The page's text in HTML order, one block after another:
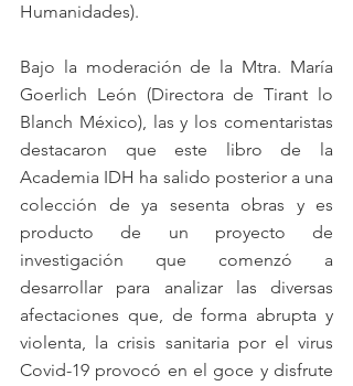
Humanidades).
Bajo la moderación de la Mtra. María
Goerlich León (Directora de Tirant lo
Blanch México), las y los comentaristas
destacaron que este libro de la
Academia IDH ha salido posterior a una
colección de ya sesenta obras y es
producto de un proyecto de
investigación que comenzó a
desarrollar para analizar las diversas
afectaciones que, de forma abrupta y
violenta, la crisis sanitaria por el virus
Covid-19 provocó en el goce y disfrute